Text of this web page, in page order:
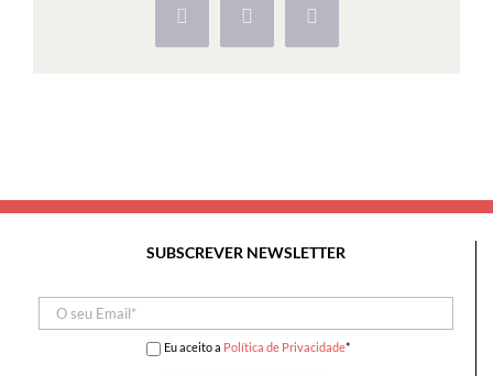
Facebook
X Pinterest
SUBSCREVER NEWSLETTER
Eu aceito a Política de Privacidade*